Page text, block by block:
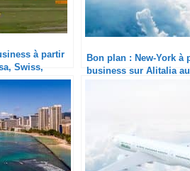
à partir
Swiss,
Bon plan : New-York à
business sur Alitalia